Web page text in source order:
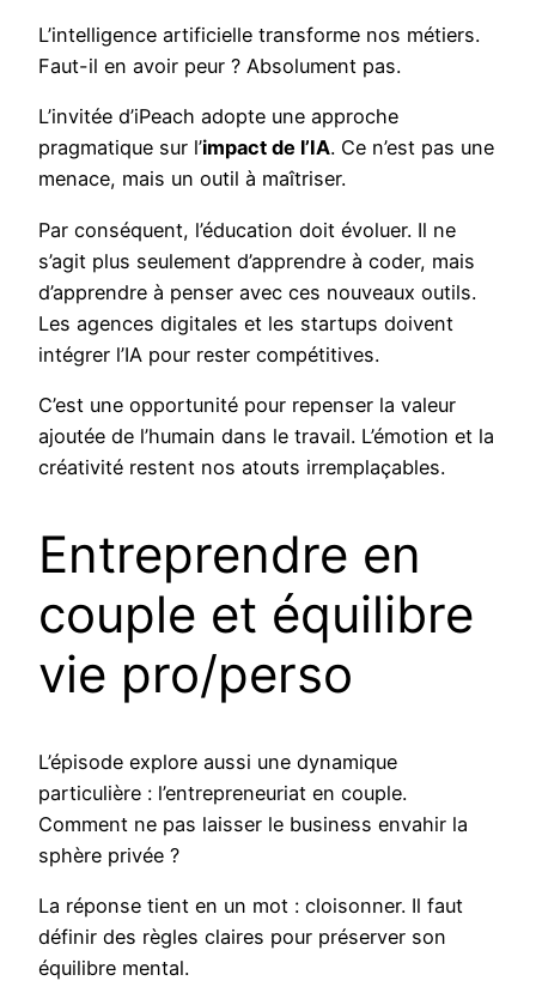
L’intelligence artificielle transforme nos métiers.
Faut-il en avoir peur ? Absolument pas.
L’invitée d’iPeach adopte une approche
pragmatique sur l’impact de l’IA. Ce n’est pas une
menace, mais un outil à maîtriser.
Par conséquent, l’éducation doit évoluer. Il ne
s’agit plus seulement d’apprendre à coder, mais
d’apprendre à penser avec ces nouveaux outils.
Les agences digitales et les startups doivent
intégrer l’IA pour rester compétitives.
C’est une opportunité pour repenser la valeur
ajoutée de l’humain dans le travail. L’émotion et la
créativité restent nos atouts irremplaçables.
Entreprendre en
couple et équilibre
vie pro/perso
L’épisode explore aussi une dynamique
particulière : l’entrepreneuriat en couple.
Comment ne pas laisser le business envahir la
sphère privée ?
La réponse tient en un mot : cloisonner. Il faut
définir des règles claires pour préserver son
équilibre mental.